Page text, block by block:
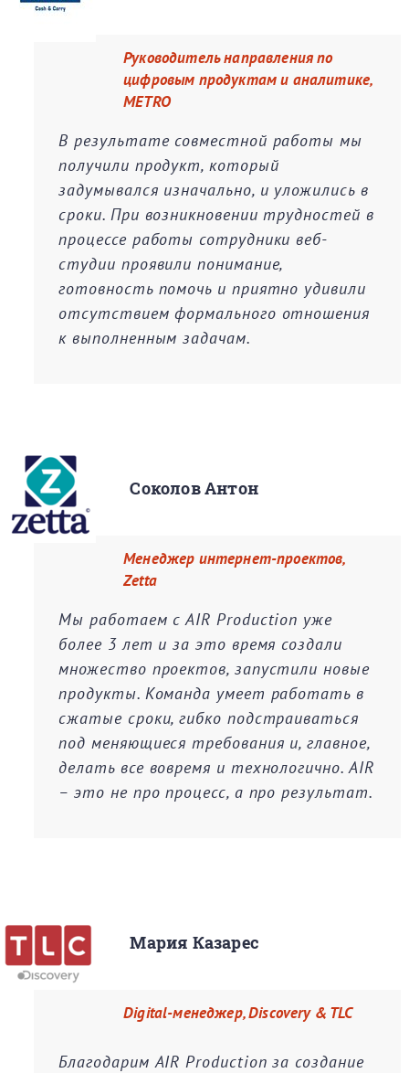
Руководитель направления по
цифровым продуктам и аналитике,
METRO
В результате совместной работы мы
получили продукт, который
задумывался изначально, и уложились в
сроки. При возникновении трудностей в
процессе работы сотрудники веб-
студии проявили понимание,
готовность помочь и приятно удивили
отсутствием формального отношения
к выполненным задачам.
Соколов Антон
Менеджер интернет-проектов,
Zetta
Мы работаем с AIR Production уже
более 3 лет и за это время создали
множество проектов, запустили новые
продукты. Команда умеет работать в
сжатые сроки, гибко подстраиваться
под меняющиеся требования и, главное,
делать все вовремя и технологично. AIR
– это не про процесс, а про результат.
Мария Казарес
Digital-менеджер, Discovery & TLC
Благодарим AIR Production за создание